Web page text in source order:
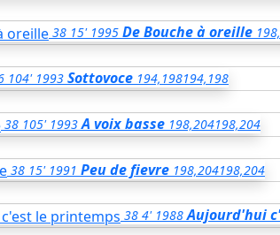
38 15' 1995 De Bouche à oreille
104' 1993 Sottovoce 194,198194,198
38 105' 1993 A voix basse 198,204198,204
38 15' 1991 Peu de fievre 198,204198,204
38 4' 1988 Aujourd'hui